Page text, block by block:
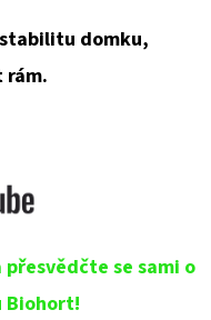
domku,
se sami o
Biohort!